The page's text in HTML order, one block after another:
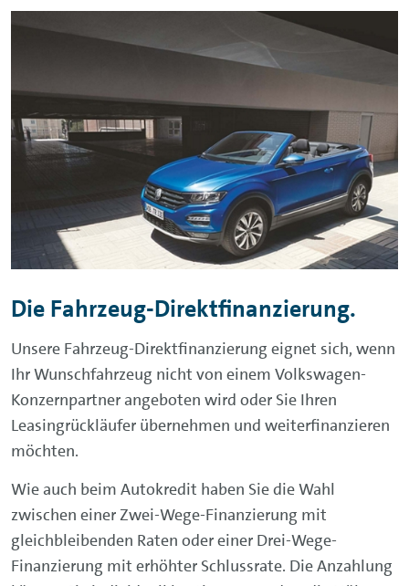
Die Fahrzeug-Direktfinanzierung.
Unsere Fahrzeug-Direktfinanzierung eignet sich, wenn
Ihr Wunschfahrzeug nicht von einem Volkswagen-
Konzernpartner angeboten wird oder Sie Ihren
Leasingrückläufer übernehmen und weiterfinanzieren
möchten.
Wie auch beim Autokredit haben Sie die Wahl
zwischen einer Zwei-Wege-Finanzierung mit
gleichbleibenden Raten oder einer Drei-Wege-
Finanzierung mit erhöhter Schlussrate. Die Anzahlung